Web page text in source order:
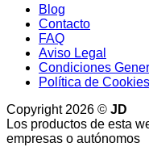
Blog
Contacto
FAQ
Aviso Legal
Condiciones
Política de Cookies
Copyright 2026 © JD
Los productos de esta
empresas o autónomos